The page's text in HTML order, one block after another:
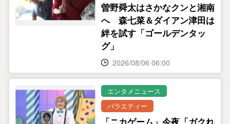
曽野舜太はさかなクンと湘南
へ 森七菜＆ダイアン津田は
絆を試す「ゴールデンタッ
グ」
2026/08/06 06:00
エンタメニュース
バラエティー